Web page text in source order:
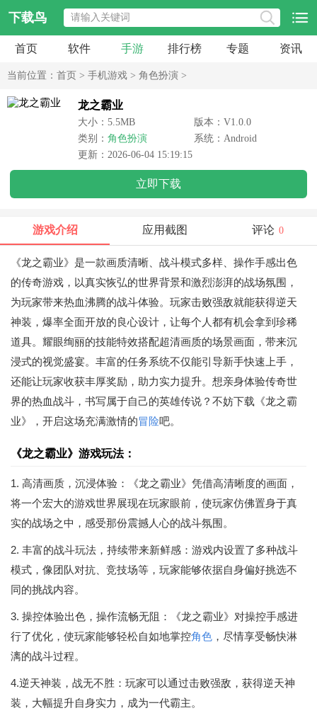
下载鸟
首页 软件 手游 排行榜 专题 资讯
当前位置： 首页 > 手机游戏 > 角色扮演 >
龙之霸业
大小：5.5MB
版本：V1.0.0
类别： 角色扮演
系统：Android
更新：2026-06-04 15:19:15
立即下载
游戏介绍 应用截图 评论 0
《龙之霸业》是一款画质清晰、战斗模式多样、操作手感出色
的传奇游戏，以真实恢弘的世界背景和激烈澎湃的战场氛围，
为玩家带来热血沸腾的战斗体验。玩家击败强敌就能获得逆天
神装，爆率全面开放的良心设计，让每个人都有机会拿到珍稀
道具。耀眼绚丽的技能特效搭配超清画质的场景画面，带来沉
浸式的视觉盛宴。丰富的任务系统不仅能引导新手快速上手，
还能让玩家收获丰厚奖励，助力实力提升。想亲身体验传奇世
界的热血战斗，书写属于自己的英雄传说？不妨下载《龙之霸
业》，开启这场充满激情的冒险吧。
《龙之霸业》游戏玩法：
1. 高清画质，沉浸体验：《龙之霸业》凭借高清晰度的画面，
将一个宏大的游戏世界展现在玩家眼前，使玩家仿佛置身于真
实的战场之中，感受那份震撼人心的战斗氛围。
2. 丰富的战斗玩法，持续带来新鲜感：游戏内设置了多种战斗
模式，像团队对抗、竞技场等，玩家能够依据自身偏好挑选不
同的挑战内容。
3. 操控体验出色，操作流畅无阻：《龙之霸业》对操控手感进
行了优化，使玩家能够轻松自如地掌控角色 ，尽情享受畅快淋
漓的战斗过程。
4.逆天神装，战无不胜：玩家可以通过击败强敌，获得逆天神
装，大幅提升自身实力，成为一代霸主。